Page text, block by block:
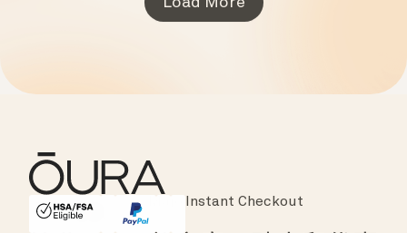
HSA/FSA Eligible
Affirm
Instant Checkout